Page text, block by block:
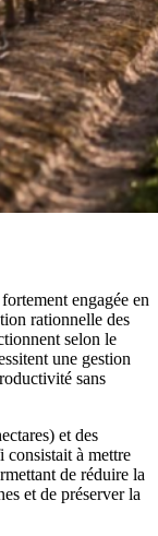
engagée en
rationnelle des
selon le
une gestion
sans
et des
consistait à mettre
de réduire la
et de préserver la